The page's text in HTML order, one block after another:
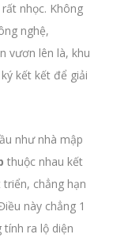
nhọc. Không
nghệ,
vươn lên là, khu
kết kết để giải
như nhà mập
thuộc nhau kết
chẳng hạn
này chẳng 1
ra lộ diện